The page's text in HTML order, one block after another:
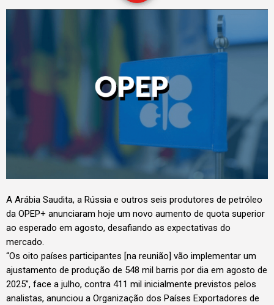
A Arábia Saudita, a Rússia e outros seis produtores de petróleo
da OPEP+ anunciaram hoje um novo aumento de quota superior
ao esperado em agosto, desafiando as expectativas do
mercado.
“Os oito países participantes [na reunião] vão implementar um
ajustamento de produção de 548 mil barris por dia em agosto de
2025”, face a julho, contra 411 mil inicialmente previstos pelos
analistas, anunciou a Organização dos Países Exportadores de